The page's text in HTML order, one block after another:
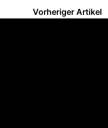
Vorheriger Artikel